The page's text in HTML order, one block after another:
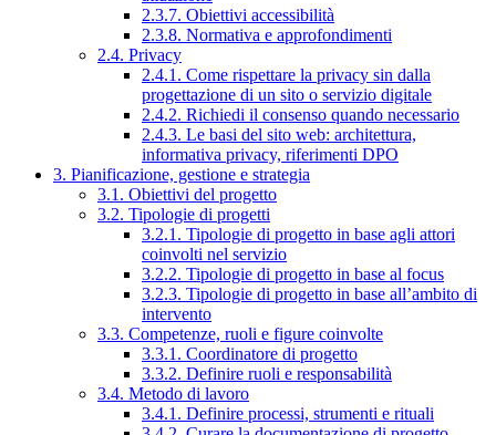
2.3.7. Obiettivi accessibilità
2.3.8. Normativa e approfondimenti
2.4. Privacy
2.4.1. Come rispettare la privacy sin dalla
progettazione di un sito o servizio digitale
2.4.2. Richiedi il consenso quando necessario
2.4.3. Le basi del sito web: architettura,
informativa privacy, riferimenti DPO
3. Pianificazione, gestione e strategia
3.1. Obiettivi del progetto
3.2. Tipologie di progetti
3.2.1. Tipologie di progetto in base agli attori
coinvolti nel servizio
3.2.2. Tipologie di progetto in base al focus
3.2.3. Tipologie di progetto in base all’ambito di
intervento
3.3. Competenze, ruoli e figure coinvolte
3.3.1. Coordinatore di progetto
3.3.2. Definire ruoli e responsabilità
3.4. Metodo di lavoro
3.4.1. Definire processi, strumenti e rituali